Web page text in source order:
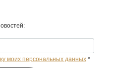
моих персональных данных *